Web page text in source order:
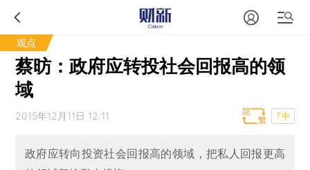
观点
蔡昉：政府应转投社会回报高的领
域
2015年12月11日 12:11 T中
政府应转向投资社会回报高的领域，把私人回报更高